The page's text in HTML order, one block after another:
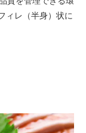
ィレ（半身）状に